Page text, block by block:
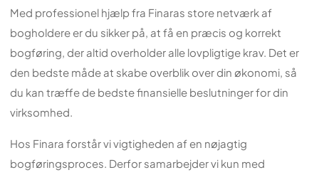
Med professionel hjælp fra Finaras store netværk af
bogholdere er du sikker på, at få en præcis og korrekt
bogføring, der altid overholder alle lovpligtige krav. Det er
den bedste måde at skabe overblik over din økonomi, så
du kan træffe de bedste finansielle beslutninger for din
virksomhed.
Hos Finara forstår vi vigtigheden af en nøjagtig
bogføringsproces. Derfor samarbejder vi kun med